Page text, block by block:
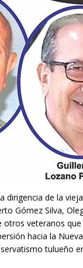
dirigencia de la
Gómez Silva,
veteranos
hacia la
tulueño